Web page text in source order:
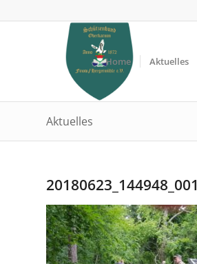
Home Aktuelles
Aktuelles
20180623_144948_001